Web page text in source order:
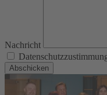
Nachricht
Abschicken